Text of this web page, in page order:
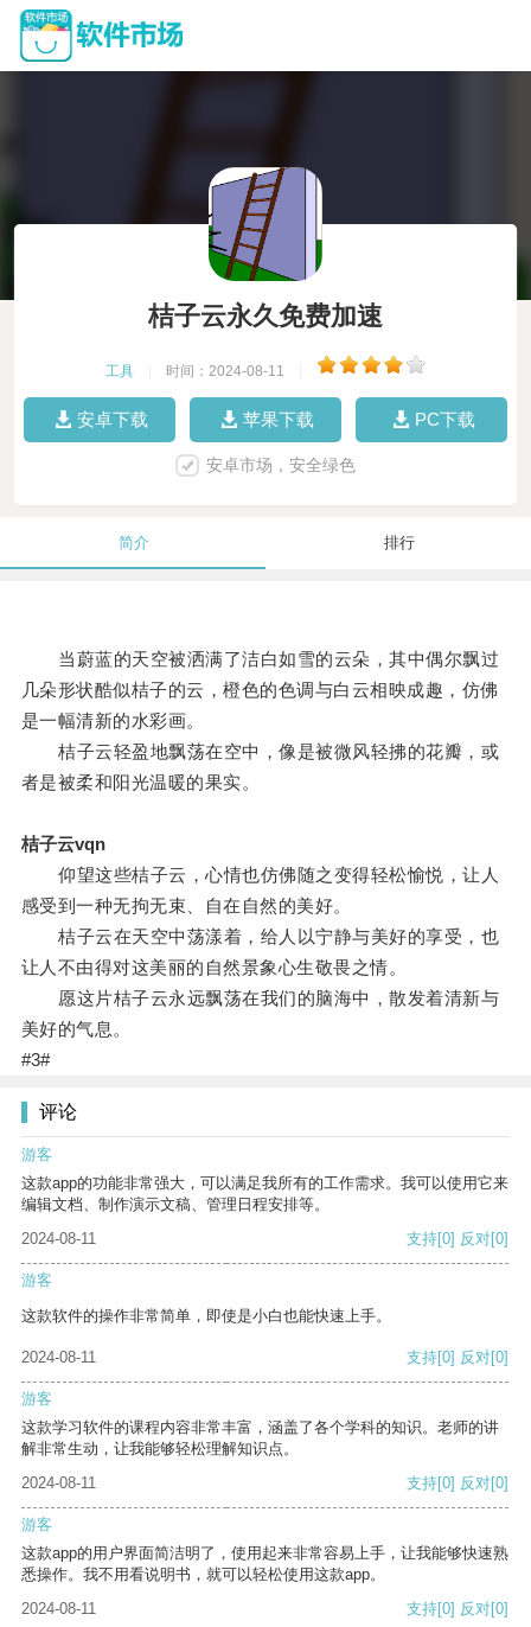
桔子云永久免费加速
工具 时间：2024-08-11
安卓下载 苹果下载 PC下载
安卓市场，安全绿色
简介 排行
当蔚蓝的天空被洒满了洁白如雪的云朵，其中偶尔飘过
几朵形状酷似桔子的云，橙色的色调与白云相映成趣，仿佛
是一幅清新的水彩画。
桔子云轻盈地飘荡在空中，像是被微风轻拂的花瓣，或
者是被柔和阳光温暖的果实。
桔子云vqn
仰望这些桔子云，心情也仿佛随之变得轻松愉悦，让人
感受到一种无拘无束、自在自然的美好。
桔子云在天空中荡漾着，给人以宁静与美好的享受，也
让人不由得对这美丽的自然景象心生敬畏之情。
愿这片桔子云永远飘荡在我们的脑海中，散发着清新与
美好的气息。
#3#
评论
游客
这款app的功能非常强大，可以满足我所有的工作需求。我可以使用它来
编辑文档、制作演示文稿、管理日程安排等。
2024-08-11
支持[0] 反对[0]
游客
这款软件的操作非常简单，即使是小白也能快速上手。
2024-08-11 支持[0] 反对[0]
游客
这款学习软件的课程内容非常丰富，涵盖了各个学科的知识。老师的讲
解非常生动，让我能够轻松理解知识点。
2024-08-11
支持[0] 反对[0]
游客
这款app的用户界面简洁明了，使用起来非常容易上手，让我能够快速熟
悉操作。我不用看说明书，就可以轻松使用这款app。
2024-08-11
支持[0] 反对[0]